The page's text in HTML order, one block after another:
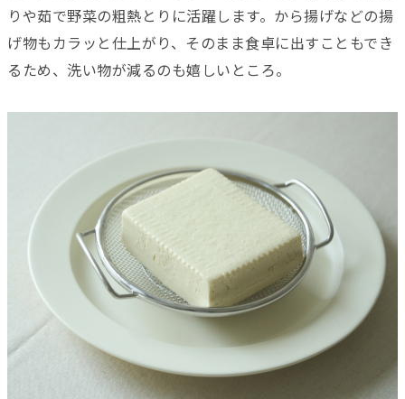
りや茹で野菜の粗熱とりに活躍します。から揚げなどの揚
げ物もカラッと仕上がり、そのまま食卓に出すこともでき
るため、洗い物が減るのも嬉しいところ。